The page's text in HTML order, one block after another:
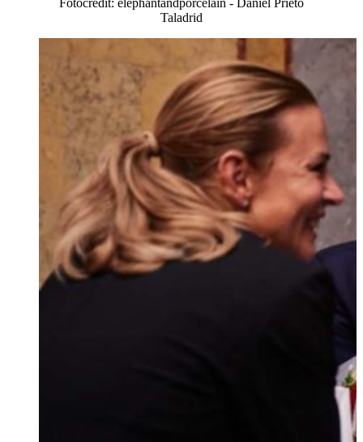
Fotocredit: elephantandporcelain - Daniel Prieto
Taladrid